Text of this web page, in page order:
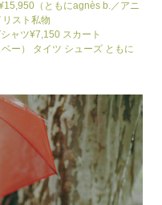
（ともにagnès b.／アニ
スト私物
ャツ¥7,150 スカート
ー） タイツ シューズ ともに